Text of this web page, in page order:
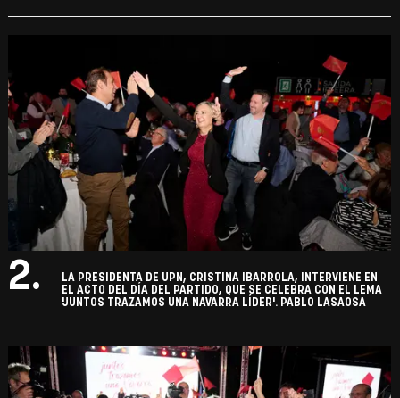
2.
LA PRESIDENTA DE UPN, CRISTINA IBARROLA, INTERVIENE EN
EL ACTO DEL DÍA DEL PARTIDO, QUE SE CELEBRA CON EL LEMA
'JUNTOS TRAZAMOS UNA NAVARRA LÍDER'. PABLO LASAOSA